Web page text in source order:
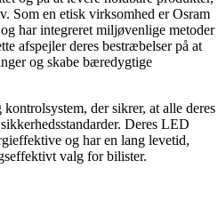
Som en etisk virksomhed er Osram
har integreret miljøvenlige metoder
afspejler deres bestræbelser på at
og skabe bæredygtige
der sikrer, at alle deres
Deres LED
og har en lang levetid,
valg for bilister.